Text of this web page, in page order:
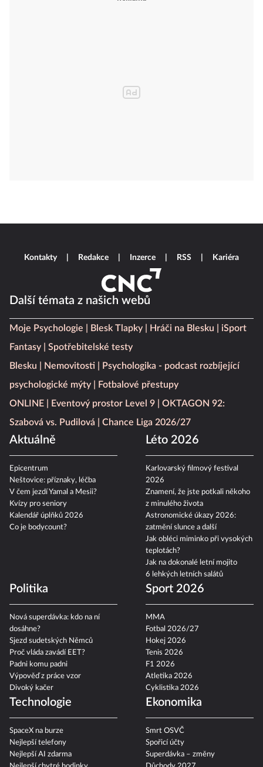
Další témata z našich webů
Moje Psychologie Blesk Tlapky Hráči na Blesku
iSport
Fantasy
Spotřebitelské testy
Blesku
Nemovitosti
Psychologika - podcast rozbíjející
psychologické mýty
Fotbalové přestupy
ONLINE
Eventový prostor Level 9
OKTAGON 92:
Szabová vs. Pudilová
Chance Liga 2026/27
Aktuálně
Epicentrum
Neštovice: příznaky, léčba
V čem jezdí Yamal a Mesii?
Kvízy pro seniory
Kalendář úplňků 2026
Co je bodycount?
Léto 2026
Karlovarský filmový festival
2026
Znamení, že jste potkali někoho
z minulého života
Astronomické úkazy 2026:
zatmění slunce a další
Jak obléci miminko při vysokých
teplotách?
Jak na dokonalé letní mojito
6 lehkých letních salátů
Politika
Nová superdávka: kdo na ní
dosáhne?
Sjezd sudetských Němců
Proč vláda zavádí EET?
Padni komu padni
Výpověď z práce vzor
Divoký kačer
Sport 2026
MMA
Fotbal 2026/27
Hokej 2026
Tenis 2026
F1 2026
Atletika 2026
Cyklistika 2026
Technologie
SpaceX na burze
Nejlepší telefony
Nejlepší AI zdarma
Ekonomika
Smrt OSVČ
Spořicí účty
Superdávka – změny
Kontakty Redakce Inzerce RSS Kariéra